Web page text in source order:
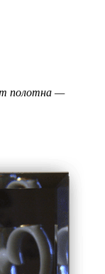
полотна —